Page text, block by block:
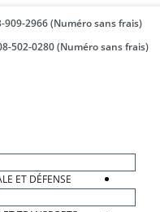
909-2966 (Numéro sans frais)
502-0280 (Numéro sans frais)
ET DÉFENSE